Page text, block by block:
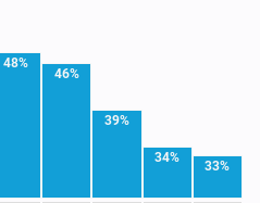
48%
46%
39%
34%
33%